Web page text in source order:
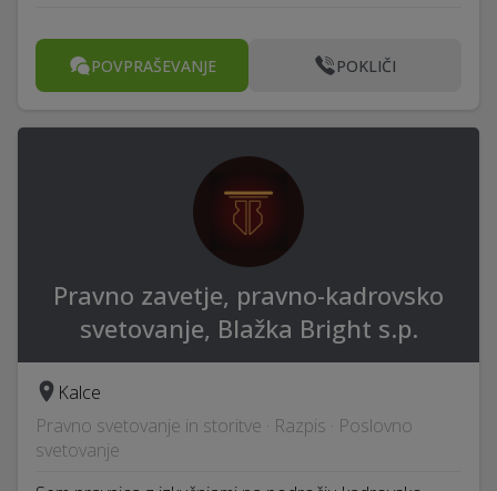
POVPRAŠEVANJE POKLIČI
Pravno zavetje, pravno-kadrovsko
svetovanje, Blažka Bright s.p.
Kalce
Pravno svetovanje in storitve · Razpis · Poslovno
svetovanje